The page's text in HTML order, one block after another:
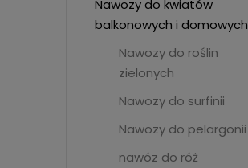
Nawozy do kwiatów
balkonowych i domowych
Nawozy do roślin
zielonych
Nawozy do surfinii
Nawozy do pelargonii
nawóz do róż